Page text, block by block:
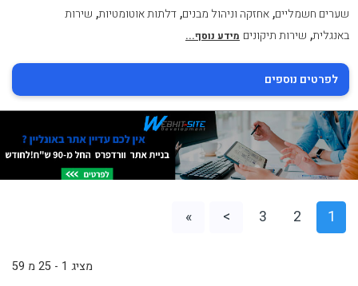
שערים חשמליים,אחזקה וניהול מבנים,דלתות אוטומטיות, שירות
באנגלית, שירות תיקונים מידע נוסף...
לפרטים נוספים
1
2
3
>
»
מציג 1 - 25 מ 59